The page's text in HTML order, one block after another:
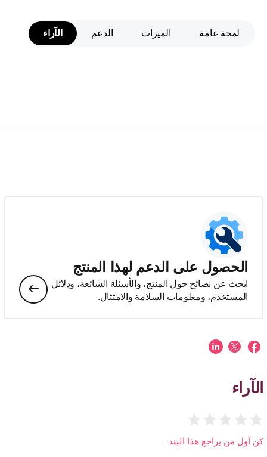
لمحة عامة الميزات الدعم الآراء
الحصول على الدعم لهذا المنتج
ابحث عن نصائح حول المنتج، والأسئلة الشائعة، ودلائل
المستخدم، ومعلومات السلامة والامتثال.
الآراء
كن أول من يراجع هذا البند